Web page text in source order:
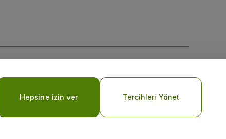
Hepsine izin ver Tercihleri Yönet